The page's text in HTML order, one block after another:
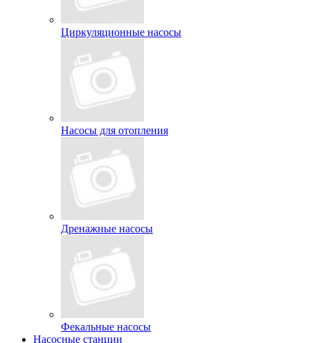
Циркуляционные насосы
Насосы для отопления
Дренажные насосы
Фекальные насосы
Насосные станции